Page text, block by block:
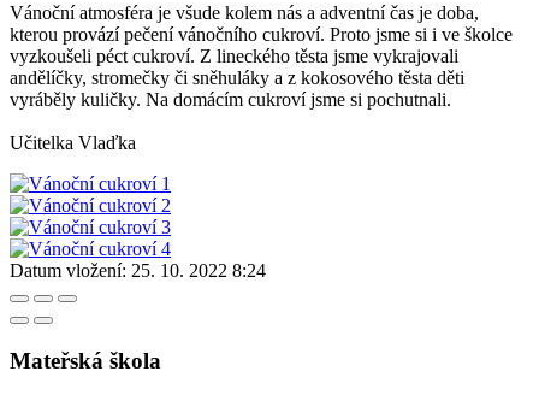
Vánoční atmosféra je všude kolem nás a adventní čas je doba,
kterou provází pečení vánočního cukroví. Proto jsme si i ve školce
vyzkoušeli péct cukroví. Z lineckého těsta jsme vykrajovali
andělíčky, stromečky či sněhuláky a z kokosového těsta děti
vyráběly kuličky. Na domácím cukroví jsme si pochutnali.
Učitelka Vlaďka
Datum vložení: 25. 10. 2022 8:24
Mateřská škola